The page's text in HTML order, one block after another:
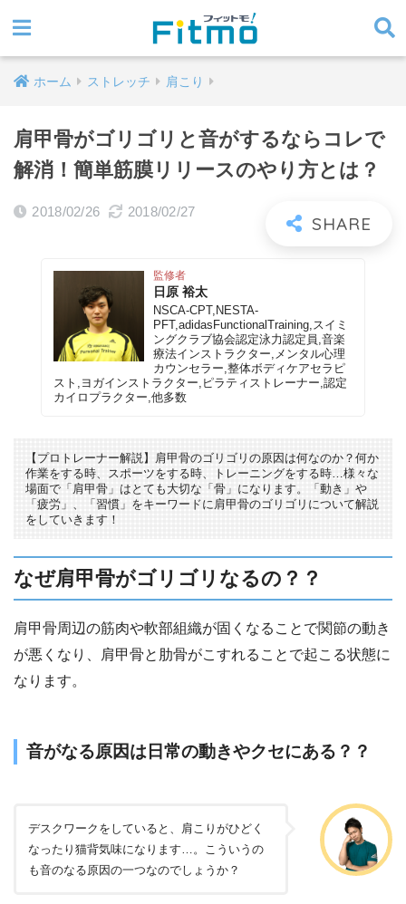
ホーム ストレッチ 肩こり
肩甲骨がゴリゴリと音がするならコレで
解消！簡単筋膜リリースのやり方とは？
2018/02/26 2018/02/27
監修者
日原 裕太
NSCA-CPT,NESTA-
PFT,adidasFunctionalTraining,スイミ
ングクラブ協会認定泳力認定員,音楽
療法インストラクター,メンタル心理
カウンセラー,整体ボディケアセラピ
スト,ヨガインストラクター,ピラティストレーナー,認定
カイロプラクター,他多数
【プロトレーナー解説】肩甲骨のゴリゴリの原因は何なのか？何か
作業をする時、スポーツをする時、トレーニングをする時…様々な
場面で「肩甲骨」はとても大切な「骨」になります。「動き」や
「疲労」、「習慣」をキーワードに肩甲骨のゴリゴリについて解説
をしていきます！
なぜ肩甲骨がゴリゴリなるの？？
肩甲骨周辺の筋肉や軟部組織が固くなることで関節の動き
が悪くなり、肩甲骨と肋骨がこすれることで起こる状態に
なります。
音がなる原因は日常の動きやクセにある？？
デスクワークをしていると、肩こりがひどく
なったり猫背気味になります…。こういうの
も音のなる原因の一つなのでしょうか？